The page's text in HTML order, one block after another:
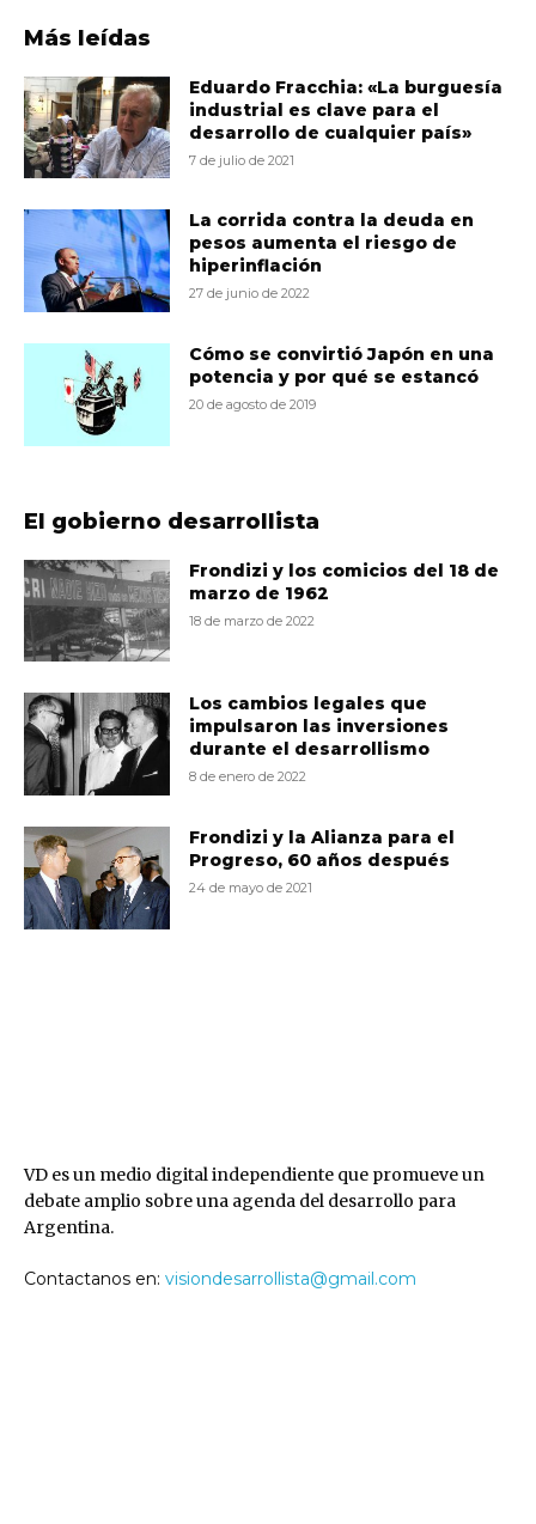
Más leídas
Eduardo Fracchia: «La burguesía
industrial es clave para el
desarrollo de cualquier país»
7 de julio de 2021
La corrida contra la deuda en
pesos aumenta el riesgo de
hiperinflación
27 de junio de 2022
Cómo se convirtió Japón en una
potencia y por qué se estancó
20 de agosto de 2019
El gobierno desarrollista
Frondizi y los comicios del 18 de
marzo de 1962
18 de marzo de 2022
Los cambios legales que
impulsaron las inversiones
durante el desarrollismo
8 de enero de 2022
Frondizi y la Alianza para el
Progreso, 60 años después
24 de mayo de 2021
VD es un medio digital independiente que promueve un
debate amplio sobre una agenda del desarrollo para
Argentina.
Contactanos en: visiondesarrollista@gmail.com